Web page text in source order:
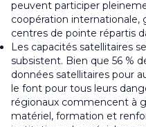
peuvent participer
coopération
centres de pointe répartis
Les capacités satellitaires
subsistent. Bien que 56 %
données satellitaires pour
le font pour tous leurs
régionaux commencent à
matériel, formation et